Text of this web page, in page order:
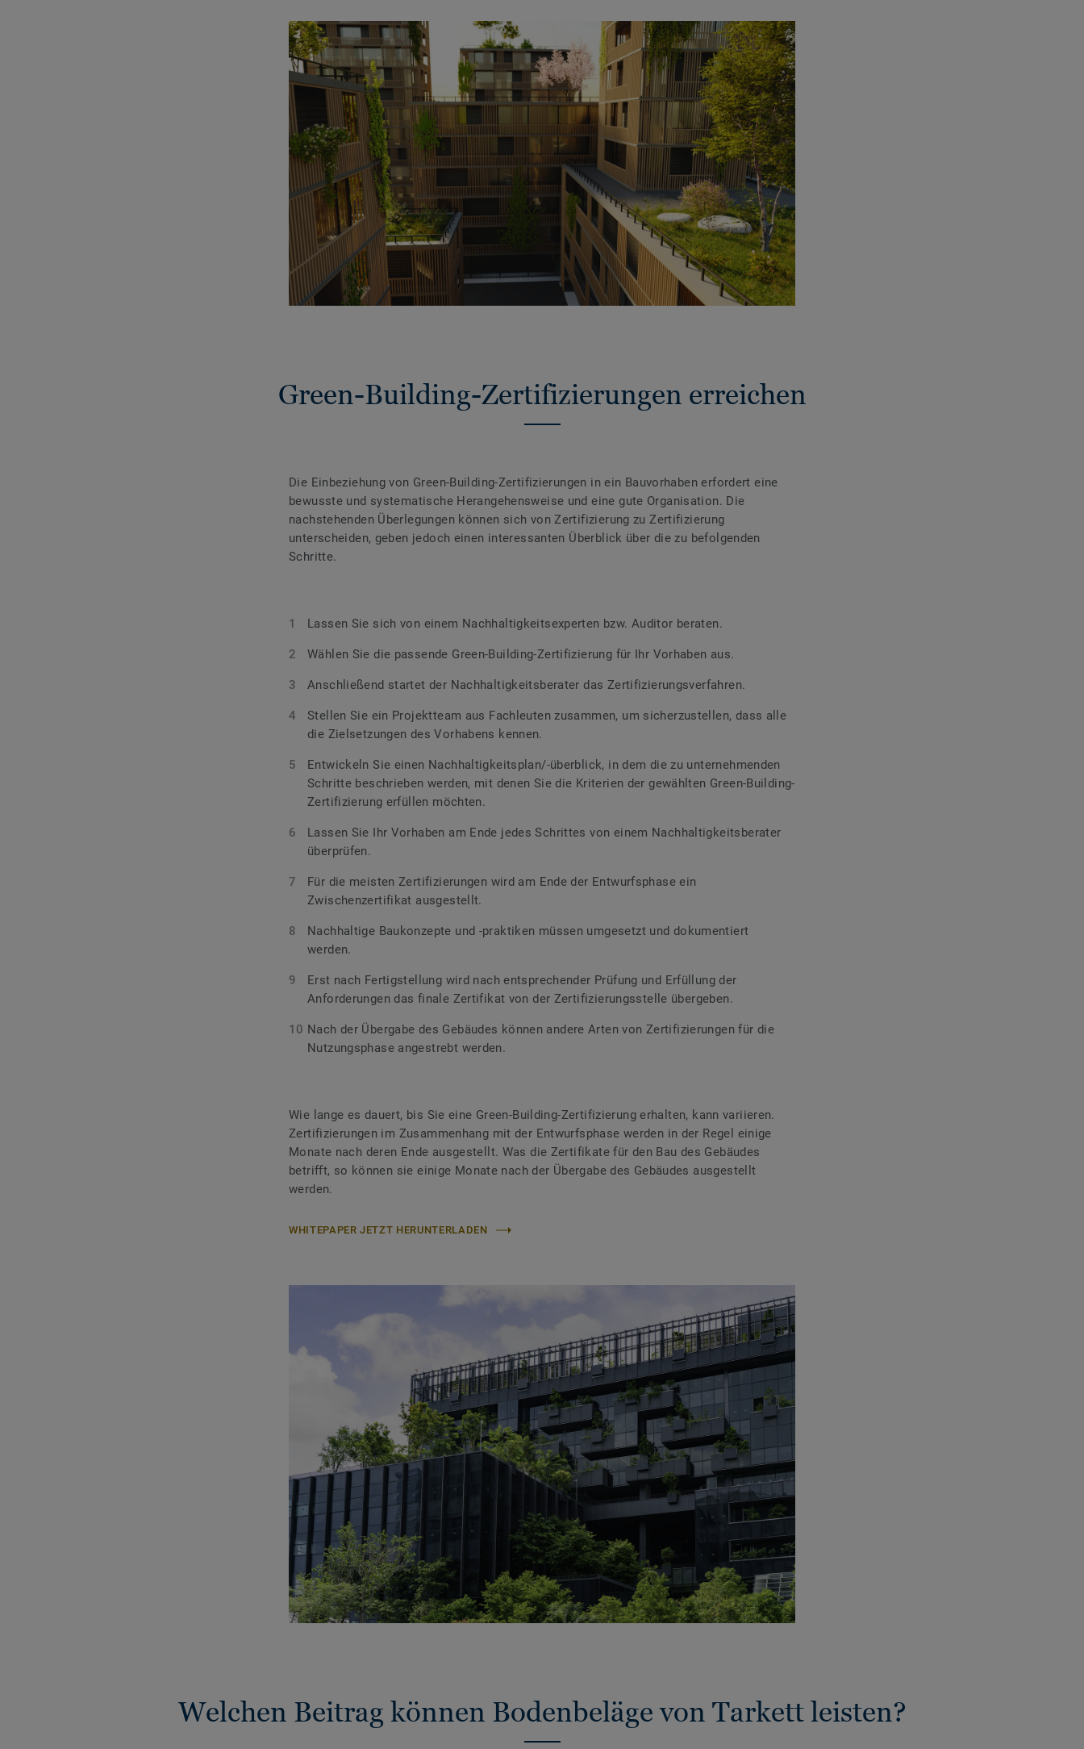
Green-Building-Zertifizierungen erreichen
Die Einbeziehung von Green-Building-Zertifizierungen in ein Bauvorhaben erfordert eine
bewusste und systematische Herangehensweise und eine gute Organisation. Die
nachstehenden Überlegungen können sich von Zertifizierung zu Zertifizierung
unterscheiden, geben jedoch einen interessanten Überblick über die zu befolgenden
Schritte.
Lassen Sie sich von einem Nachhaltigkeitsexperten bzw. Auditor beraten.
Wählen Sie die passende Green-Building-Zertifizierung für Ihr Vorhaben aus.
Anschließend startet der Nachhaltigkeitsberater das Zertifizierungsverfahren.
Stellen Sie ein Projektteam aus Fachleuten zusammen, um sicherzustellen, dass alle
die Zielsetzungen des Vorhabens kennen.
Entwickeln Sie einen Nachhaltigkeitsplan/-überblick, in dem die zu unternehmenden
Schritte beschrieben werden, mit denen Sie die Kriterien der gewählten Green-Building-
Zertifizierung erfüllen möchten.
Lassen Sie Ihr Vorhaben am Ende jedes Schrittes von einem Nachhaltigkeitsberater
überprüfen.
Für die meisten Zertifizierungen wird am Ende der Entwurfsphase ein
Zwischenzertifikat ausgestellt.
Nachhaltige Baukonzepte und -praktiken müssen umgesetzt und dokumentiert
werden.
Erst nach Fertigstellung wird nach entsprechender Prüfung und Erfüllung der
Anforderungen das finale Zertifikat von der Zertifizierungsstelle übergeben.
Nach der Übergabe des Gebäudes können andere Arten von Zertifizierungen für die
Nutzungsphase angestrebt werden.
Wie lange es dauert, bis Sie eine Green-Building-Zertifizierung erhalten, kann variieren.
Zertifizierungen im Zusammenhang mit der Entwurfsphase werden in der Regel einige
Monate nach deren Ende ausgestellt. Was die Zertifikate für den Bau des Gebäudes
betrifft, so können sie einige Monate nach der Übergabe des Gebäudes ausgestellt
werden.
WHITEPAPER JETZT HERUNTERLADEN
Welchen Beitrag können Bodenbeläge von Tarkett leisten?